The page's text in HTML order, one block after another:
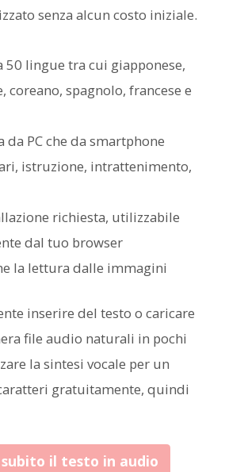
senza alcun costo iniziale.
50 lingue tra cui giapponese,
coreano, spagnolo, francese e
da PC che da smartphone
istruzione, intrattenimento,
richiesta, utilizzabile
dal tuo browser
la lettura dalle immagini
inserire del testo o caricare
file audio naturali in pochi
la sintesi vocale per un
gratuitamente, quindi
il testo in audio